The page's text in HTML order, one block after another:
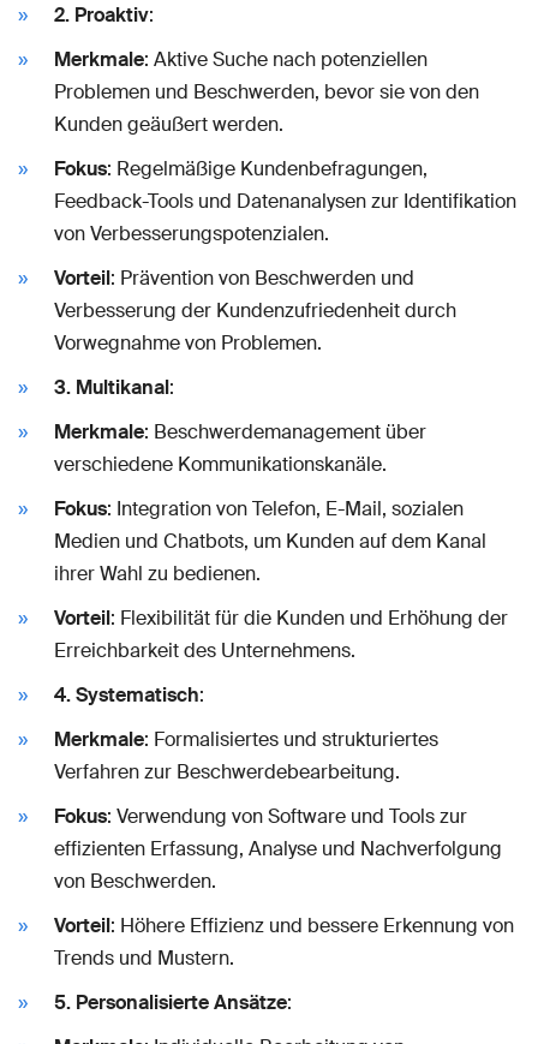
2. Proaktiv:
Merkmale: Aktive Suche nach potenziellen
Problemen und Beschwerden, bevor sie von den
Kunden geäußert werden.
Fokus: Regelmäßige Kundenbefragungen,
Feedback-Tools und Datenanalysen zur Identifikation
von Verbesserungspotenzialen.
Vorteil: Prävention von Beschwerden und
Verbesserung der Kundenzufriedenheit durch
Vorwegnahme von Problemen.
3. Multikanal:
Merkmale: Beschwerdemanagement über
verschiedene Kommunikationskanäle.
Fokus: Integration von Telefon, E-Mail, sozialen
Medien und Chatbots, um Kunden auf dem Kanal
ihrer Wahl zu bedienen.
Vorteil: Flexibilität für die Kunden und Erhöhung der
Erreichbarkeit des Unternehmens.
4. Systematisch:
Merkmale: Formalisiertes und strukturiertes
Verfahren zur Beschwerdebearbeitung.
Fokus: Verwendung von Software und Tools zur
effizienten Erfassung, Analyse und Nachverfolgung
von Beschwerden.
Vorteil: Höhere Effizienz und bessere Erkennung von
Trends und Mustern.
5. Personalisierte Ansätze: